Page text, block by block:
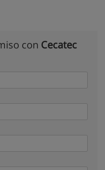
con Cecatec